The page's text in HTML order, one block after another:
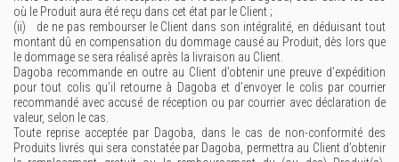
où le Produit aura été reçu dans cet état par le Client ;
(ii) de ne pas rembourser le Client dans son intégralité, en déduisant tout
montant dû en compensation du dommage causé au Produit, dès lors que
le dommage se sera réalisé après la livraison au Client.
Dagoba recommande en outre au Client d’obtenir une preuve d’expédition
pour tout colis qu’il retourne à Dagoba et d’envoyer le colis par courrier
recommandé avec accusé de réception ou par courrier avec déclaration de
valeur, selon le cas.
Toute reprise acceptée par Dagoba, dans le cas de non-conformité des
Produits livrés qui sera constatée par Dagoba, permettra au Client d’obtenir